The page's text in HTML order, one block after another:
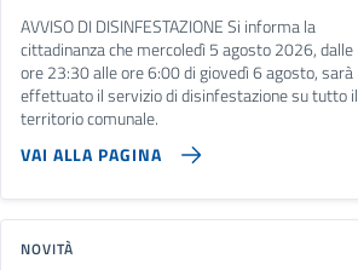
AVVISO DI DISINFESTAZIONE Si informa la
cittadinanza che mercoledì 5 agosto 2026, dalle
ore 23:30 alle ore 6:00 di giovedì 6 agosto, sarà
effettuato il servizio di disinfestazione su tutto il
territorio comunale.
VAI ALLA PAGINA
NOVITÀ